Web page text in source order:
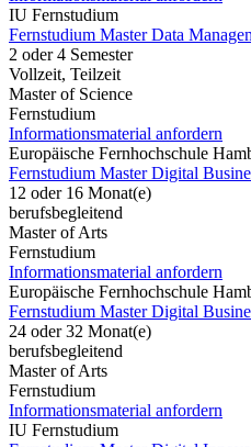
IU Fernstudium
Fernstudium Master Data
2 oder 4 Semester
Vollzeit, Teilzeit
Master of Science
Fernstudium
Informationsmaterial anfordern
Europäische Fernhochschule
Fernstudium Master Digital
12 oder 16 Monat(e)
berufsbegleitend
Master of Arts
Fernstudium
Informationsmaterial anfordern
Europäische Fernhochschule
Fernstudium Master Digital
24 oder 32 Monat(e)
berufsbegleitend
Master of Arts
Fernstudium
Informationsmaterial anfordern
IU Fernstudium